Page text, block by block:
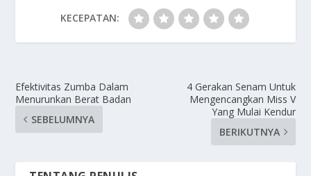
KECEPATAN:
Efektivitas Zumba Dalam
Menurunkan Berat Badan
SEBELUMNYA
4 Gerakan Senam Untuk
Mengencangkan Miss V
Yang Mulai Kendur
BERIKUTNYA